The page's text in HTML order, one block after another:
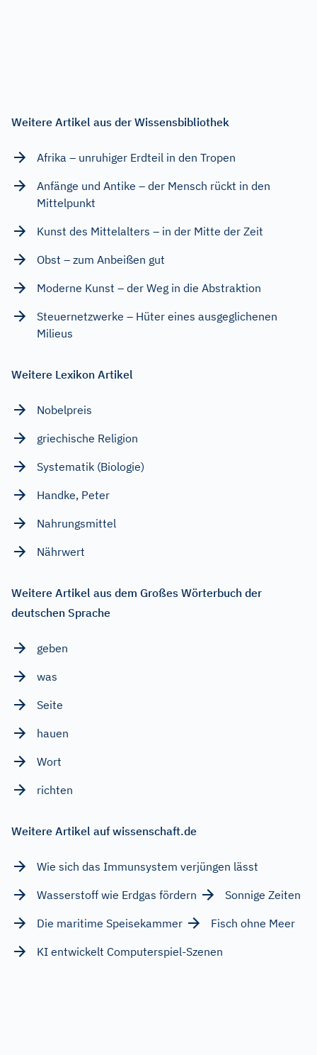
Weitere Artikel aus der Wissensbibliothek
Afrika – unruhiger Erdteil in den Tropen
Anfänge und Antike – der Mensch rückt in den
Mittelpunkt
Kunst des Mittelalters – in der Mitte der Zeit
Obst – zum Anbeißen gut
Moderne Kunst – der Weg in die Abstraktion
Steuernetzwerke – Hüter eines ausgeglichenen
Milieus
Weitere Lexikon Artikel
Nobelpreis
griechische Religion
Systematik (Biologie)
Handke, Peter
Nahrungsmittel
Nährwert
Weitere Artikel aus dem Großes Wörterbuch der
deutschen Sprache
geben
was
Seite
hauen
Wort
richten
Weitere Artikel auf wissenschaft.de
Wie sich das Immunsystem verjüngen lässt
Wasserstoff wie Erdgas fördern
Sonnige Zeiten
Die maritime Speisekammer
Fisch ohne Meer
KI entwickelt Computerspiel-Szenen